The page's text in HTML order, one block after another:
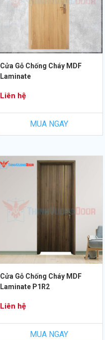
Cửa Gỗ Chống Cháy MDF
Laminate
Liên hệ
MUA NGAY
Cửa Gỗ Chống Cháy MDF
Laminate P1R2
Liên hệ
MUA NGAY